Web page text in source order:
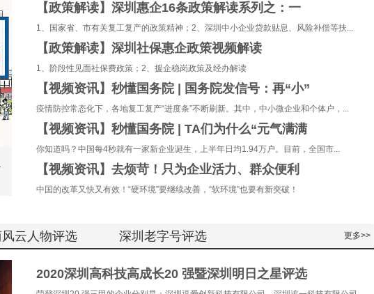
【政策解读】深圳惠企16条政策解读系列之：一
1、国家省、市有关复工复产的政策精神；2、深圳中小企业贷款贴息、风险补偿等扶...
【政策解读】深圳社保惠企政策视频解读
1、阶段性见面社保费政策；2、援企稳岗政策及经办解读
【视频资讯】秒懂国务院 | 国务院发信号：再“小”
疫情防控常态化下，各地复工复产“进度条”不断刷新。其中，中小微企业和个体户，...
【视频资讯】秒懂国务院 | TA们为什么“元气满满
你知道吗？中国每4秒就有一家新企业诞生，上半年日均1.94万户。目前，全国市...
【视频资讯】去烦苛！只为企业活力、群众便利
中国的改革又快又有效！“硬环境”要继续改善，“软环境”也要有新突破！
云人物评选 深圳老字号评选 更多>>
2020深圳高科技高成长20 强暨深圳明日之星评选